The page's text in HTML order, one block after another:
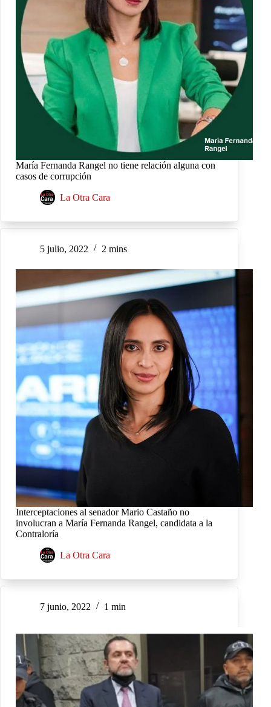
María Fernanda Rangel no tiene relación alguna con
casos de corrupción
La Otra Cara
5 julio, 2022 2 mins
Interceptaciones al senador Mario Castaño no
involucran a María Fernanda Rangel, candidata a la
Contraloría
La Otra Cara
7 junio, 2022 1 min